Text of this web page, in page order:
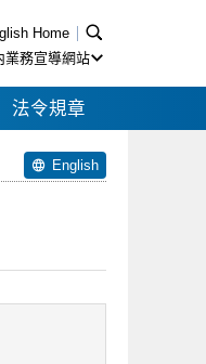
Home
業務宣導網站
法令規章
English